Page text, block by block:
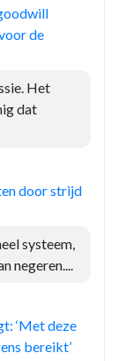
de
Het
dat
door strijd
systeem,
negeren....
‘Met deze
bereikt’